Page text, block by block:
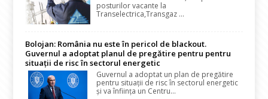
posturilor vacante la
Transelectrica,Transgaz ...
Bolojan: România nu este în pericol de blackout.
Guvernul a adoptat planul de pregătire pentru pentru
situații de risc în sectorul energetic
Guvernul a adoptat un plan de pregătire
pentru situații de risc în sectorul energetic
și va înființa un Centru...